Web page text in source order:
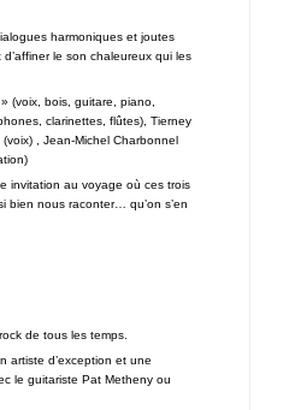
harmoniques et joutes
le son chaleureux qui les
(voix, bois, guitare, piano,
clarinettes, flûtes), Tierney
, Jean-Michel Charbonnel
invitation au voyage où ces trois
bien nous raconter… qu’on s’en
de tous les temps.
artiste d’exception et une
le guitariste Pat Metheny ou